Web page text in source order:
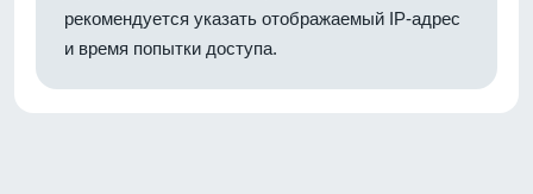
рекомендуется указать отображаемый IP-адрес
и время попытки доступа.